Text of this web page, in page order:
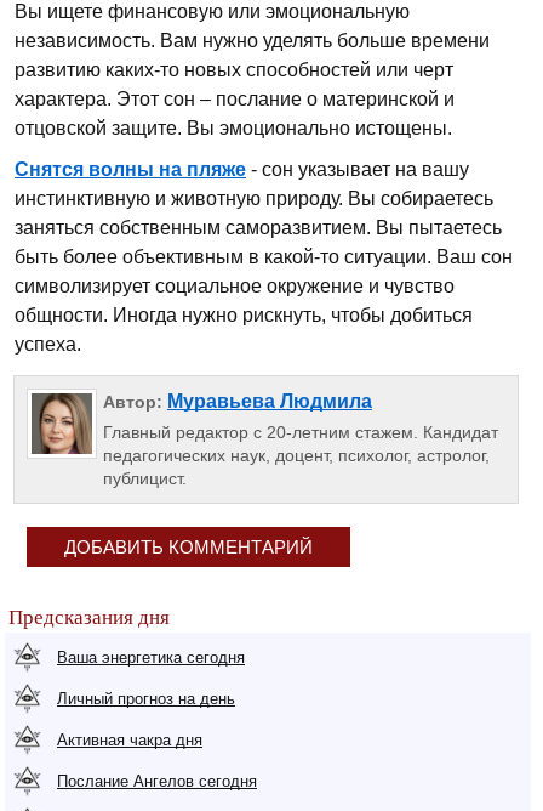
Вы ищете финансовую или эмоциональную
независимость. Вам нужно уделять больше времени
развитию каких-то новых способностей или черт
характера. Этот сон – послание о материнской и
отцовской защите. Вы эмоционально истощены.
Снятся волны на пляже - сон указывает на вашу
инстинктивную и животную природу. Вы собираетесь
заняться собственным саморазвитием. Вы пытаетесь
быть более объективным в какой-то ситуации. Ваш сон
символизирует социальное окружение и чувство
общности. Иногда нужно рискнуть, чтобы добиться
успеха.
Автор: Муравьева Людмила
Главный редактор с 20-летним стажем. Кандидат
педагогических наук, доцент, психолог, астролог,
публицист.
ДОБАВИТЬ КОММЕНТАРИЙ
Предсказания дня
Ваша энергетика сегодня
Личный прогноз на день
Активная чакра дня
Послание Ангелов сегодня